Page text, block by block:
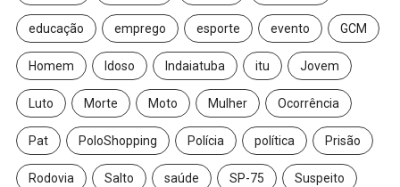
educação emprego esporte evento GCM
Homem Idoso Indaiatuba itu Jovem
Luto Morte Moto Mulher Ocorrência
Pat PoloShopping Polícia política Prisão
Rodovia Salto saúde SP-75 Suspeito